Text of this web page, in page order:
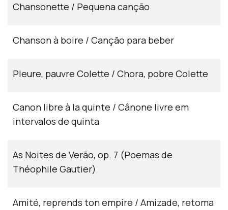
Chansonette / Pequena canção
Chanson à boire / Canção para beber
Pleure, pauvre Colette / Chora, pobre Colette
Canon libre à la quinte / Cânone livre em
intervalos de quinta
As Noites de Verão, op. 7 (Poemas de
Théophile Gautier)
Amité, reprends ton empire / Amizade, retoma